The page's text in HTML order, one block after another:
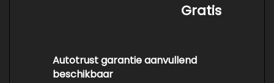
Side-skirts
Sportonderstel
Gratis
Autotrust garantie aanvullend
beschikbaar